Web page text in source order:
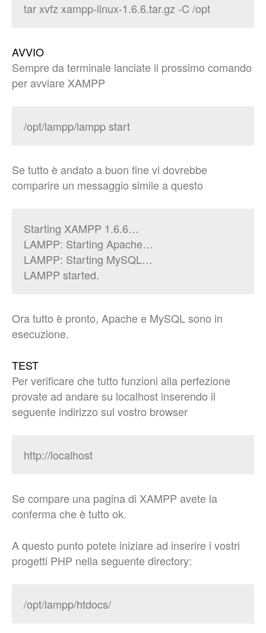
tar xvfz xampp-linux-1.6.6.tar.gz -C /opt
AVVIO
Sempre da terminale lanciate il prossimo comando
per avviare XAMPP
/opt/lampp/lampp start
Se tutto è andato a buon fine vi dovrebbe
comparire un messaggio simile a questo
Starting XAMPP 1.6.6…
LAMPP: Starting Apache…
LAMPP: Starting MySQL…
LAMPP started.
Ora tutto è pronto, Apache e MySQL sono in
esecuzione.
TEST
Per verificare che tutto funzioni alla perfezione
provate ad andare su localhost inserendo il
seguente indirizzo sul vostro browser
http://localhost
Se compare una pagina di XAMPP avete la
conferma che è tutto ok.
A questo punto potete iniziare ad inserire i vostri
progetti PHP nella seguente directory:
/opt/lampp/htdocs/